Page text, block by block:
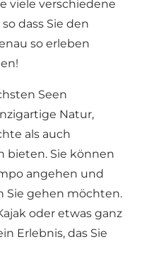
viele verschiedene
dass Sie den
so erleben
Seen
Natur,
als auch
bieten. Sie können
angehen und
Sie gehen möchten.
oder etwas ganz
Erlebnis, das Sie